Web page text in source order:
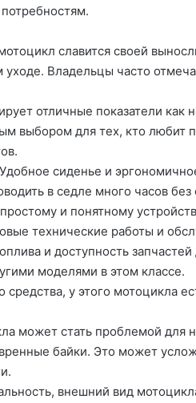
славится своей
Владельцы часто
отличные показатели как
выбором для тех, кто любит
Удобное сиденье и
в седле много часов
и понятному
технические работы и
и доступность
моделями в этом классе.
средства, у этого мотоцикла
может стать проблемой для
байки. Это может
внешний вид